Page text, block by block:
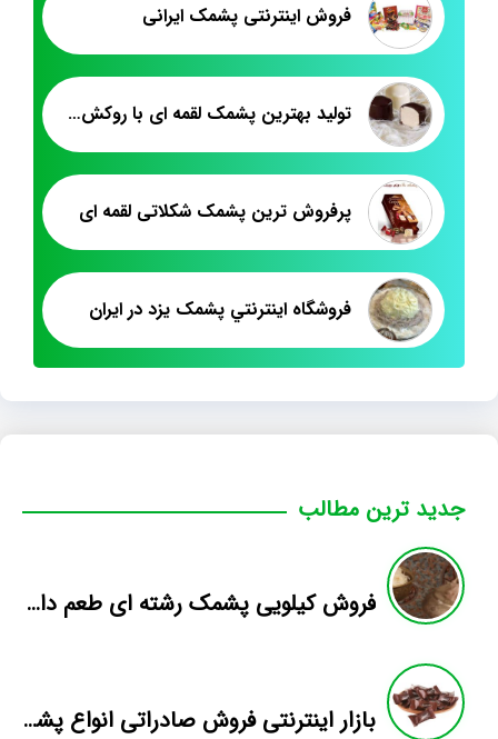
فروش اینترنتی پشمک ایرانی
تولید بهترین پشمک لقمه ای با روکش شیری
پرفروش ترین پشمک شکلاتی لقمه ای
فروشگاه اينترنتي پشمک يزد در ايران
جدید ترین مطالب
فروش کیلویی پشمک رشته ای طعم دار میوه
بازار اینترنتی فروش صادراتی انواع پشمک الیافی/شکلاتی